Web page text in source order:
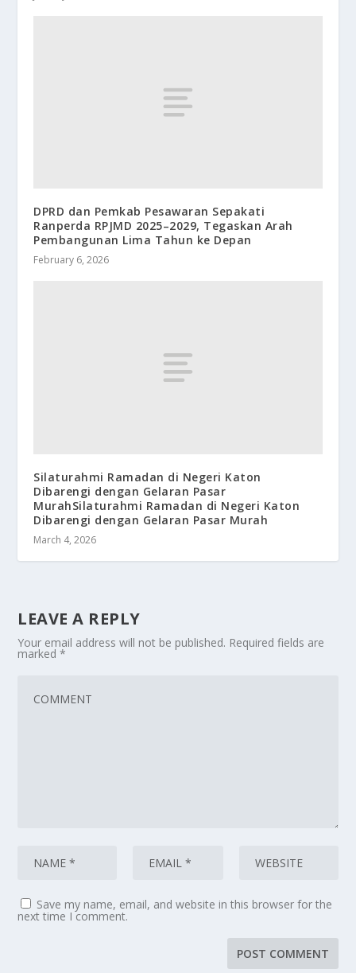
DPRD dan Pemkab Pesawaran Sepakati
Ranperda RPJMD 2025–2029, Tegaskan Arah
Pembangunan Lima Tahun ke Depan
February 6, 2026
Silaturahmi Ramadan di Negeri Katon
Dibarengi dengan Gelaran Pasar
MurahSilaturahmi Ramadan di Negeri Katon
Dibarengi dengan Gelaran Pasar Murah
March 4, 2026
LEAVE A REPLY
Your email address will not be published. Required fields are
marked*
Save my name, email, and website in this browser for the
next time I comment.